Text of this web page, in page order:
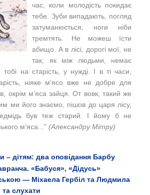
час, коли молодість покидає
тебе. Зуби випадають, погляд
затуманюється, ноги ніби
тремтять. Не можеш їсти
абищо. А в лісі, дорогі мої, не
так, як між людьми, немає
на старість, у нужді. І в ті часи,
ніяке м’ясо вже не добре для
окрім м’яса зайця. От вовк, такий же
ми його знаємо, пішов до царя лісу,
був теж старий. І йому б не
м’яса..." (Александру Мітру)
– дітям: два оповідання Барбу
«Бабуся», «Дідусь»
— Міхаела Гербіл та Людмила
слухати